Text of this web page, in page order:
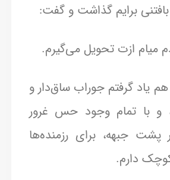
برایم گذاشت و گفت:
میام ازت تحویل می‌گیرم.
یاد گرفتم جوراب ساق‌دار و
و با تمام وجود حس غرور
جبهه، برای رزمنده‌ها
دارم.